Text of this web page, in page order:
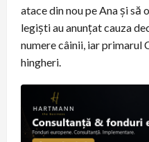
atace din nou pe Ana și să
legiști au anunțat cauza
numere câinii, iar primarul
hingheri.